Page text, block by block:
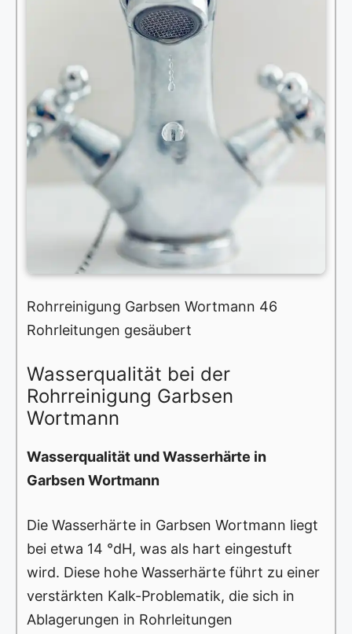
Rohrreinigung Garbsen Wortmann 46
Rohrleitungen gesäubert
Wasserqualität bei der
Rohrreinigung Garbsen
Wortmann
Wasserqualität und Wasserhärte in
Garbsen Wortmann
Die Wasserhärte in Garbsen Wortmann liegt
bei etwa 14 °dH, was als hart eingestuft
wird. Diese hohe Wasserhärte führt zu einer
verstärkten Kalk-Problematik, die sich in
Ablagerungen in Rohrleitungen